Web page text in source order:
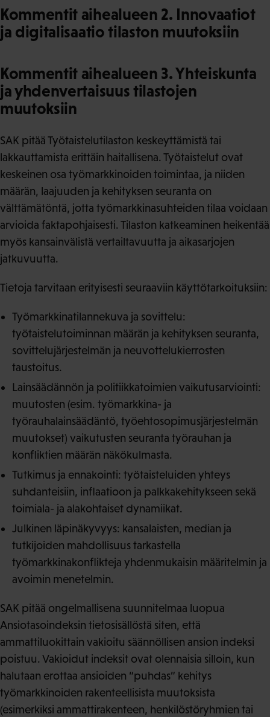
Kommentit aihealueen 2. Innovaatiot
ja digitalisaatio tilaston muutoksiin
Kommentit aihealueen 3. Yhteiskunta
ja yhdenvertaisuus tilastojen
muutoksiin
SAK pitää Työtaistelutilaston keskeyttämistä tai
lakkauttamista erittäin haitallisena. Työtaistelut ovat
keskeinen osa työmarkkinoiden toimintaa, ja niiden
määrän, laajuuden ja kehityksen seuranta on
välttämätöntä, jotta työmarkkinasuhteiden tilaa voidaan
arvioida faktapohjaisesti. Tilaston katkeaminen heikentää
myös kansainvälistä vertailtavuutta ja aikasarjojen
jatkuvuutta.
Tietoja tarvitaan erityisesti seuraaviin käyttötarkoituksiin:
Työmarkkinatilannekuva ja sovittelu:
työtaistelutoiminnan määrän ja kehityksen seuranta,
sovittelujärjestelmän ja neuvottelukierrosten
taustoitus.
Lainsäädännön ja politiikkatoimien vaikutusarviointi:
muutosten (esim. työmarkkina- ja
työrauhalainsäädäntö, työehtosopimusjärjestelmän
muutokset) vaikutusten seuranta työrauhan ja
konfliktien määrän näkökulmasta.
Tutkimus ja ennakointi: työtaisteluiden yhteys
suhdanteisiin, inflaatioon ja palkkakehitykseen sekä
toimiala- ja alakohtaiset dynamiikat.
Julkinen läpinäkyvyys: kansalaisten, median ja
tutkijoiden mahdollisuus tarkastella
työmarkkinakonflikteja yhdenmukaisin määritelmin ja
avoimin menetelmin.
SAK pitää ongelmallisena suunnitelmaa luopua
Ansiotasoindeksin tietosisällöstä siten, että
ammattiluokittain vakioitu säännöllisen ansion indeksi
poistuu. Vakioidut indeksit ovat olennaisia silloin, kun
halutaan erottaa ansioiden “puhdas” kehitys
työmarkkinoiden rakenteellisista muutoksista
(esimerkiksi ammattirakenteen, henkilöstöryhmien tai